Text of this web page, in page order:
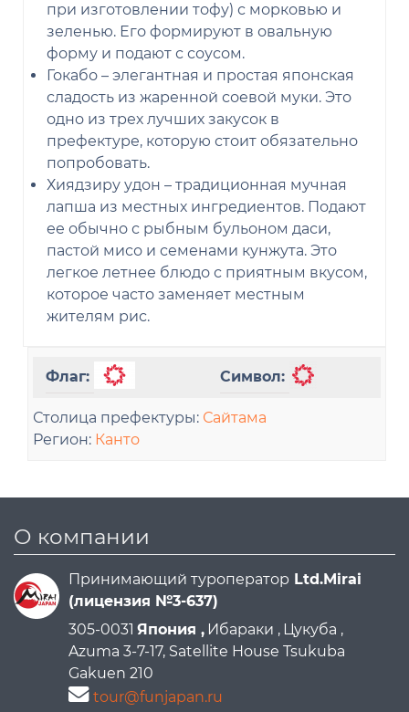
при изготовлении тофу) с морковью и
зеленью. Его формируют в овальную
форму и подают с соусом.
Гокабо – элегантная и простая японская
сладость из жаренной соевой муки. Это
одно из трех лучших закусок в
префектуре, которую стоит обязательно
попробовать.
Хиядзиру удон – традиционная мучная
лапша из местных ингредиентов. Подают
ее обычно с рыбным бульоном даси,
пастой мисо и семенами кунжута. Это
легкое летнее блюдо с приятным вкусом,
которое часто заменяет местным
жителям рис.
Флаг: Символ:
Столица префектуры: Сайтама
Регион: Канто
О компании
Принимающий туроператор Ltd.Mirai
(лицензия №3-637)
305-0031 Япония , Ибараки , Цукуба ,
Azuma 3-7-17, Satellite House Tsukuba
Gakuen 210
tour@funjapan.ru